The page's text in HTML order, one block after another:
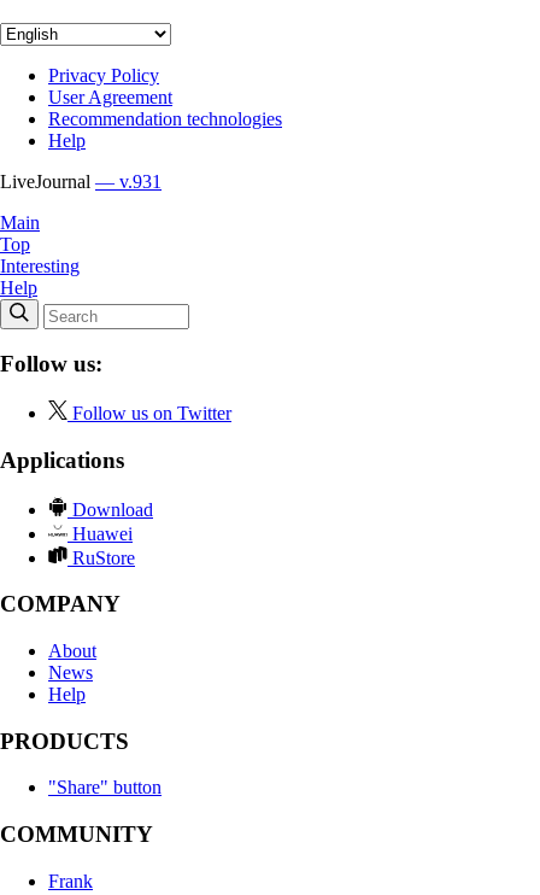
Privacy Policy
User Agreement
Recommendation technologies
Help
LiveJournal — v.931
Main
Top
Interesting
Help
Follow us:
Follow us on Twitter
Applications
Download
Huawei
RuStore
COMPANY
About
News
Help
PRODUCTS
"Share" button
COMMUNITY
Frank